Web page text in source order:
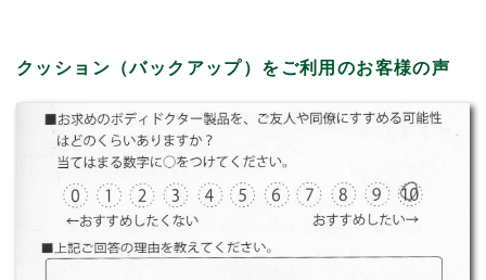
クッション（バックアップ）をご利用のお客様の声